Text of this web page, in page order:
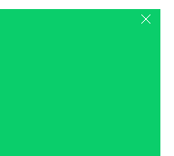
MAC版下载